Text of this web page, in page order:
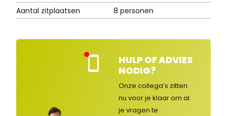
Aantal zitplaatsen
8 personen
nte
HULP OF ADVIES
NODIG?
Onze collega’s zitten
nu voor je klaar om al
je vragen te